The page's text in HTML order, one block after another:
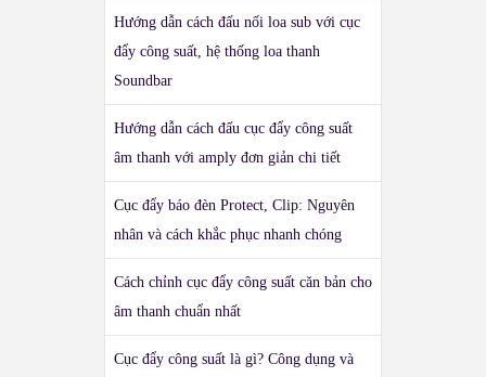
Hướng dẫn cách đấu nối loa sub với cục
đẩy công suất, hệ thống loa thanh
Soundbar
Hướng dẫn cách đấu cục đẩy công suất
âm thanh với amply đơn giản chi tiết
Cục đẩy báo đèn Protect, Clip: Nguyên
nhân và cách khắc phục nhanh chóng
Cách chỉnh cục đẩy công suất căn bản cho
âm thanh chuẩn nhất
Cục đẩy công suất là gì? Công dụng và